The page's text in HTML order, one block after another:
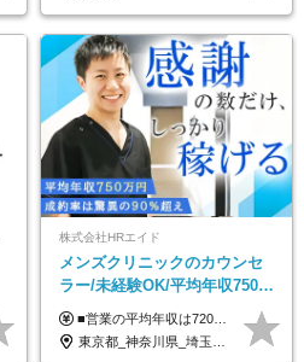
株式会社HRエイド
メンズクリニックのカウンセ
ラー/未経験OK/平均年収750万
円/4人に1人が年収1000万円超
え/成約率90％
■営業の平均年収は720万円！ ■4人に1人が年収1000万円超え 月給27万円～100万円+インセンティブ(平均月20～40万円程) ＜インセンティブ制度について＞ 当社では創業以来、頑張ったらその分稼げる環境づくりに注力。カウンセラー部署では、個人の成約金額・チームの成果・事業部の売上利益を掛け合わせる新しいインセンティブ制度を導入しました。あなたの頑張り次第で毎月高インセンティブが実現できる体制です！ ※上記金額には固定残業代（35,500円以上～・30時間分）が含まれます。時間超過分は追加支給します。 ※試用期間3か月あり。研修期間3か月中は、月給25万円～30万円になります。(固定残業代：35,500円～・23h分を含む) ※インセンティブの一部は、研修期間中から支給されます。その他待遇の差異はありません。
東京都_神奈川県_埼玉県_千葉県_大阪府_愛知県_北海道_宮城県_栃木県_群馬県_静岡県_兵庫県_京都府_岡山県_熊本県